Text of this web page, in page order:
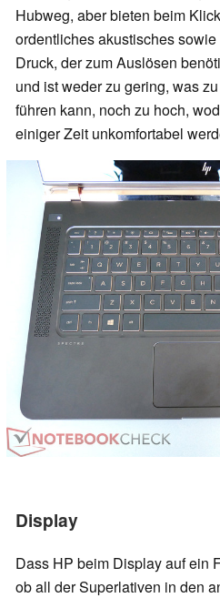
Hubweg, aber bieten beim
ordentliches akustisches
Druck, der zum Auslösen
und ist weder zu gering, was
führen kann, noch zu hoch,
einiger Zeit unkomfortabel
Display
Dass HP beim Display auf ein
ob all der Superlativen in den